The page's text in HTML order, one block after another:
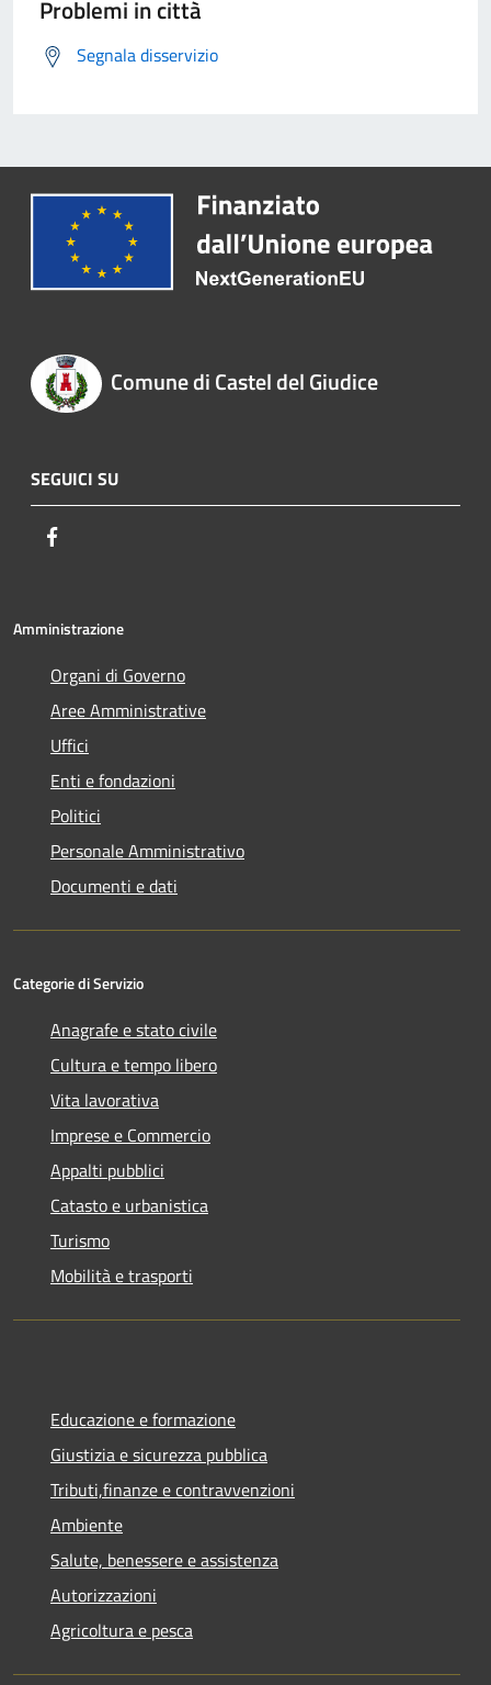
Problemi in città
Segnala disservizio
Comune di Castel del Giudice
SEGUICI SU
Amministrazione
Organi di Governo
Aree Amministrative
Uffici
Enti e fondazioni
Politici
Personale Amministrativo
Documenti e dati
Categorie di Servizio
Anagrafe e stato civile
Cultura e tempo libero
Vita lavorativa
Imprese e Commercio
Appalti pubblici
Catasto e urbanistica
Turismo
Mobilità e trasporti
Educazione e formazione
Giustizia e sicurezza pubblica
Tributi,finanze e contravvenzioni
Ambiente
Salute, benessere e assistenza
Autorizzazioni
Agricoltura e pesca